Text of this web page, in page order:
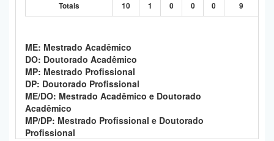
Totais 10 1 0 0 0 9
ME: Mestrado Acadêmico
DO: Doutorado Acadêmico
MP: Mestrado Profissional
DP: Doutorado Profissional
ME/DO: Mestrado Acadêmico e Doutorado
Acadêmico
MP/DP: Mestrado Profissional e Doutorado
Profissional